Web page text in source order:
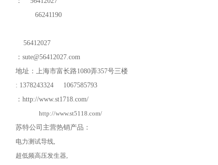
66241190
56412027
： sute@56412027.com
地址：上海市富长路1080弄357号三楼
: 1378243324 1067585793
： http://www.st1718.com/
http://www.st5118.com/
苏特公司主营热销产品：
电力测试导线,
超低频高压发生器